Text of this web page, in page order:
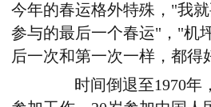
今年的春运格外特殊，"我
参与的最后一个春运"，"机
后一次和第一次一样，都得
时间倒退至1970年